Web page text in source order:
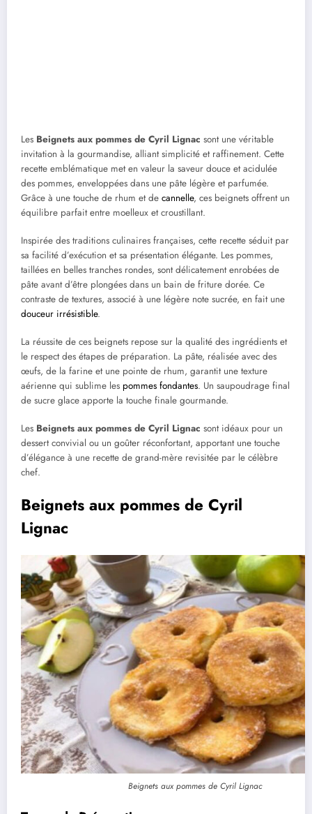
Les Beignets aux pommes de Cyril Lignac sont une véritable
invitation à la gourmandise, alliant simplicité et raffinement. Cette
recette emblématique met en valeur la saveur douce et acidulée
des pommes, enveloppées dans une pâte légère et parfumée.
Grâce à une touche de rhum et de cannelle, ces beignets offrent un
équilibre parfait entre moelleux et croustillant.
Inspirée des traditions culinaires françaises, cette recette séduit par
sa facilité d’exécution et sa présentation élégante. Les pommes,
taillées en belles tranches rondes, sont délicatement enrobées de
pâte avant d’être plongées dans un bain de friture dorée. Ce
contraste de textures, associé à une légère note sucrée, en fait une
douceur irrésistible.
La réussite de ces beignets repose sur la qualité des ingrédients et
le respect des étapes de préparation. La pâte, réalisée avec des
œufs, de la farine et une pointe de rhum, garantit une texture
aérienne qui sublime les pommes fondantes. Un saupoudrage final
de sucre glace apporte la touche finale gourmande.
Les Beignets aux pommes de Cyril Lignac sont idéaux pour un
dessert convivial ou un goûter réconfortant, apportant une touche
d’élégance à une recette de grand-mère revisitée par le célèbre
chef.
Beignets aux pommes de Cyril
Lignac
Beignets aux pommes de Cyril Lignac